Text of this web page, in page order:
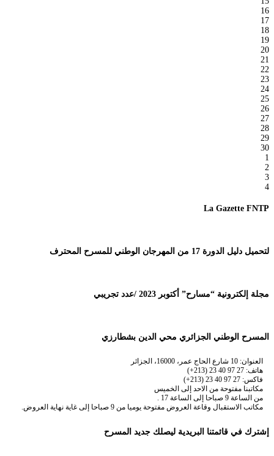
16
17
18
19
20
21
22
23
24
25
26
27
28
29
30
1
2
3
4
La Gazette FNTP
لتحميل دليل الدورة 17 من المهرجان الوطني للمسرح المحترف
مجلة إلكترونية “مسارح” أكتوبر 2023 /عدد تجريبي
المسرح الوطني الجزائري محي الدين بشطارزي
العنوان: 10 شارع الحاج عمر، 16000، الجزائر
هاتف: 27 97 40 23 (213+)
فاكس: 27 97 40 23 (213+)
مكاتبنا مفتوحة من الاحد إلى الخميس
من الساعة 9 صباحا إلى الساعة 17 .
مكاتب الاستقبال وقاعة العروض مفتوحة يوميا من 9 صباحا إلى غاية نهاية العروض.
إشترك في قائمتنا البريدية ليصلك جديد المسرح